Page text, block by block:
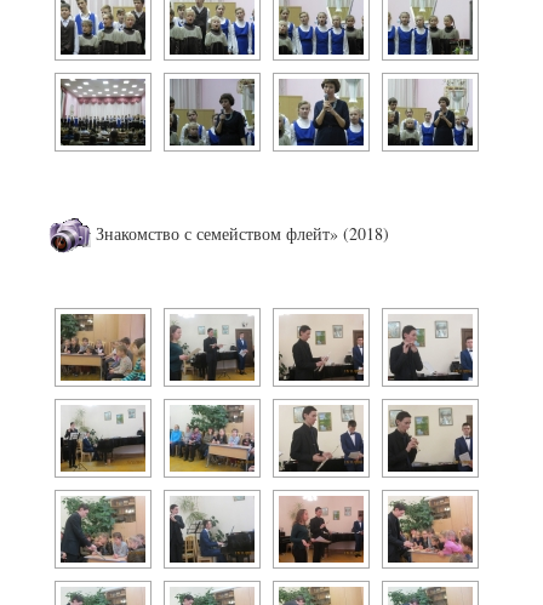
Знакомство с семейством флейт» (2018)